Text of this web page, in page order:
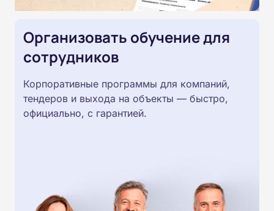
Организовать обучение для
сотрудников
Корпоративные программы для компаний,
тендеров и выхода на объекты — быстро,
официально, с гарантией.